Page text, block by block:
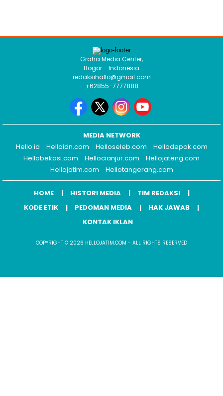
Graha Media Center,
Bogor - Indonesia
redaksihallo@gmail.com
+62855-7777888
MEDIA NETWORK
Hello.id
Helloidn.com Helloseleb.com
Hellodepok.com
Hellobekasi.com
Hellocianjur.com
Hellojateng.com
Hellojatim.com
Hellotangerang.com
HOME HISTORI MEDIA
TIM REDAKSI
KODE ETIK
PEDOMAN MEDIA
HAK JAWAB
KONTAK IKLAN
COPYRIGHT © 2026 HELLOJATIM.COM - ALL RIGHTS RESERVED